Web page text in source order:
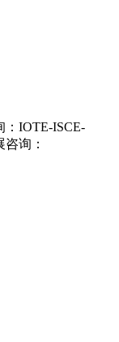
：IOTE-ISCE-
咨询：